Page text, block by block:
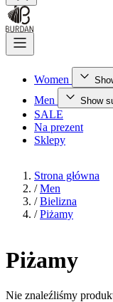
Women
Men Show
SALE
Na prezent
Sklepy
Strona główna
/ Men
/ Bielizna
/ Piżamy
Piżamy
Nie znaleźliśmy